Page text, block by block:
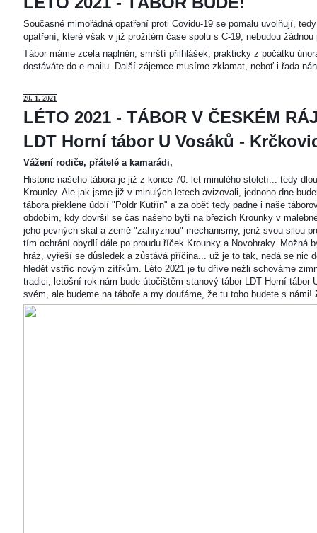
Současné mimořádná opatření proti Covidu-19 se pomalu uvolňují,
opatření, které však v již prožitém čase spolu s C-19, nebudou žádnou
Tábor máme zcela naplněn, smrští přilhlášek, prakticky z počátku
dostáváte do e-mailu. Další zájemce musíme zklamat, neboť i řada
20. 1. 2021
LÉTO 2021 - TÁBOR V ČESKÉM
LDT Horní tábor U Vosáků -
Vážení rodiče, přátelé a kamarádi,
Historie našeho tábora je již z konce 70. let minulého století... tedy
Krounky. Ale jak jsme již v minulých letech avizovali, jednoho dne
tábora překlene údolí "Poldr Kutřín" a za oběť tedy padne i naše
obdobím, kdy dovršil se čas našeho bytí na březích Krounky v
jeho pevných skal a země "zahryznou" mechanismy, jenž svou silou
tím ochrání obydlí dále po proudu říček Krounky a Novohraky. Možná
hráz, vyřeší se důsledek a zůstává příčina... už je to tak, nedá se nic
hledět vstříc novým zítřkům. Léto 2021 je tu dříve nežli schováme
tradici, letošní rok nám bude útočištěm stanový tábor LDT Horní tábor
svém, ale budeme na táboře a my doufáme, že tu toho budete s námi!